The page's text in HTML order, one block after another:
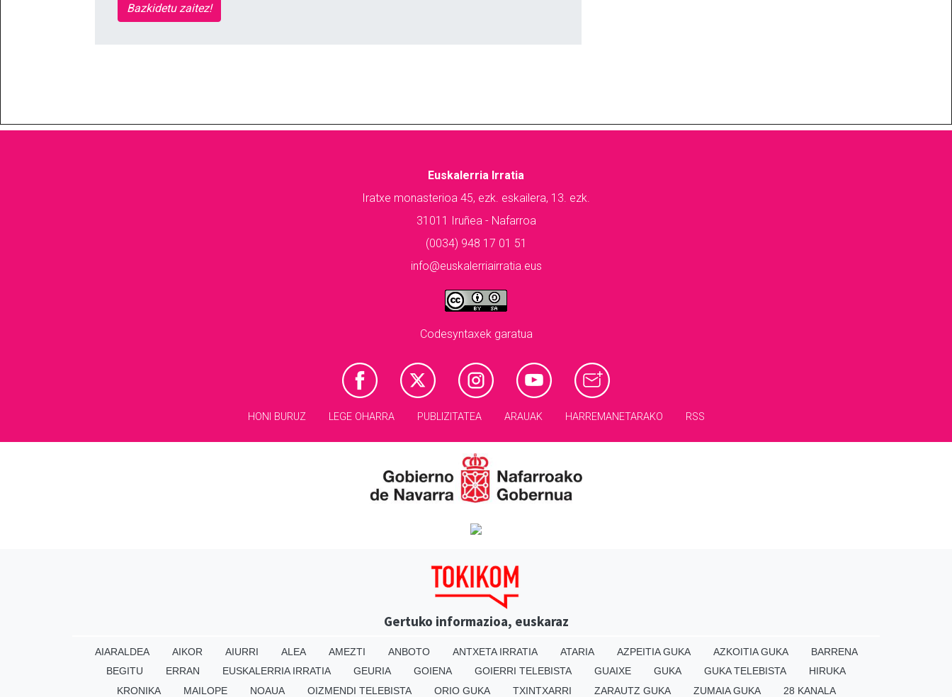
Bazkidetu zaitez!
Euskalerria Irratia
Iratxe monasterioa 45, ezk. eskailera, 13. ezk.
31011 Iruñea - Nafarroa
(0034) 948 17 01 51
info@euskalerriairratia.eus
Codesyntaxek garatua
HONI BURUZ LEGE OHARRA PUBLIZITATEA ARAUAK HARREMANETARAKO RSS
Gertuko informazioa, euskaraz
AIARALDEA AIKOR AIURRI ALEA AMEZTI ANBOTO ANTXETA IRRATIA ATARIA AZPEITIA GUKA AZKOITIA GUKA
BARRENA
BEGITU
ERRAN EUSKALERRIA IRRATIA GEURIA GOIENA GOIERRI TELEBISTA GUAIXE GUKA GUKA TELEBISTA
HIRUKA
KRONIKA
MAILOPE NOAUA OIZMENDI TELEBISTA ORIO GUKA TXINTXARRI ZARAUTZ GUKA ZUMAIA GUKA 28 KANALA